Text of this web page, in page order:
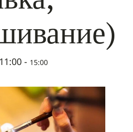
- 15:00